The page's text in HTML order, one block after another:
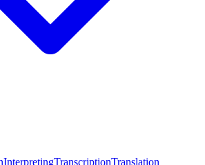
InterpretingTranscriptionTranslation